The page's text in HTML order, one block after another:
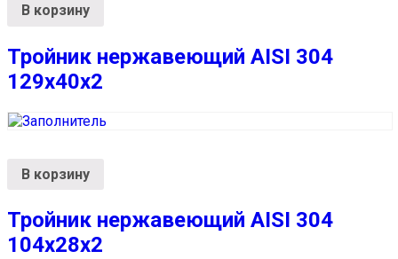
В корзину
Тройник нержавеющий AISI 304
129х40х2
В корзину
Тройник нержавеющий AISI 304
104х28х2